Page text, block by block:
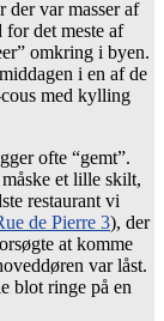
var masser af
det meste af
omkring i byen.
i en af de
med kylling
ofte “gemt”.
et lille skilt,
restaurant vi
de Pierre 3), der
at komme
var låst.
blot ringe på en